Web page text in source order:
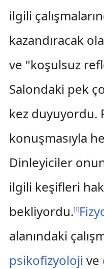
ilgili
kazandıracak
ve "koşulsuz
Salondaki pek
kez duyuyordu.
konuşmasıyla
Dinleyiciler
ilgili keşifleri
bekliyordu.[1]
alanındaki
psikofizyoloji ve